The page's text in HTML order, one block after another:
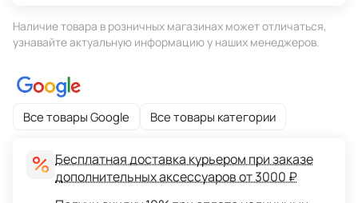
Наличие товара в розничных магазинах может отличаться,
узнавайте актуальную информацию у наших менеджеров.
Все товары Google Все товары категории
Бесплатная доставка курьером при заказе
дополнительных аксессуаров от 3000 ₽